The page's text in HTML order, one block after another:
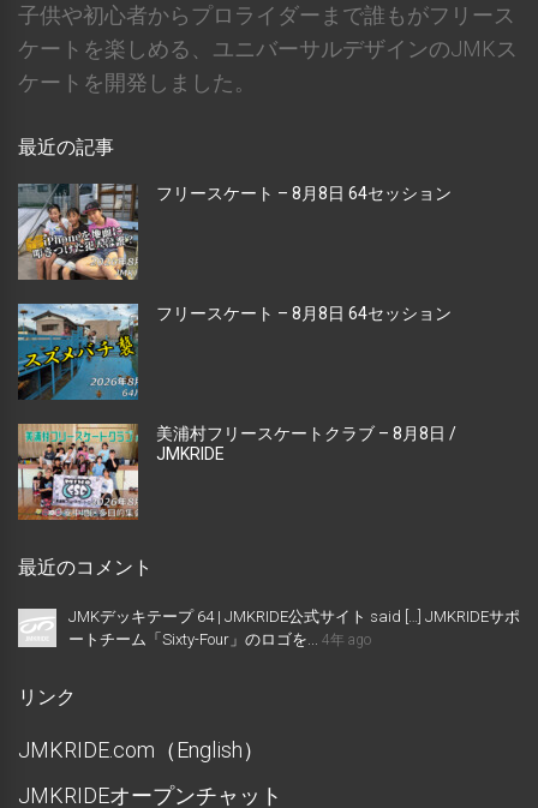
子供や初心者からプロライダーまで誰もがフリース
ケートを楽しめる、ユニバーサルデザインのJMKス
ケートを開発しました。
最近の記事
フリースケート – 8月8日 64セッション
フリースケート – 8月8日 64セッション
美浦村フリースケートクラブ – 8月8日 /
JMKRIDE
最近のコメント
JMKデッキテープ 64 | JMKRIDE公式サイト said […] JMKRIDEサポ
ートチーム「Sixty-Four」のロゴを...
4年 ago
リンク
JMKRIDE.com（English）
JMKRIDEオープンチャット